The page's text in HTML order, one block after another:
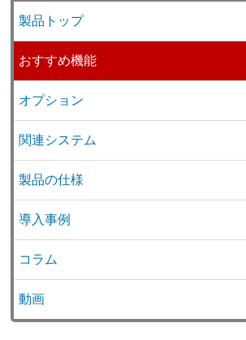
製品トップ
おすすめ機能
オプション
関連システム
製品の仕様
導入事例
コラム
動画